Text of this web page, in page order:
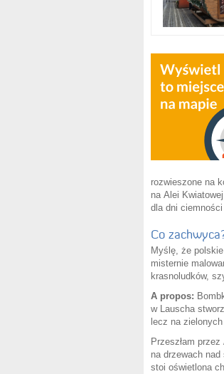
rozwieszone na
na Alei
dla dni
Co
Myślę, że
misternie
krasnoludków,
A propos:
w Lauscha
lecz na
Przeszłam
na drzewach
stoi oświetlona